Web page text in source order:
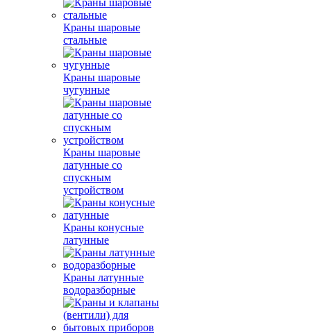
Краны шаровые
стальные
Краны шаровые
чугунные
Краны шаровые
латунные со
спускным
устройством
Краны конусные
латунные
Краны латунные
водоразборные